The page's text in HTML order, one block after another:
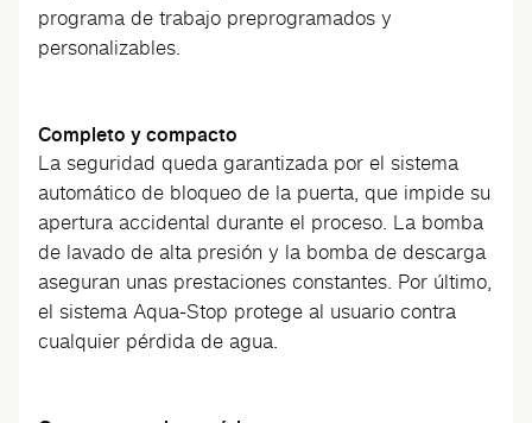
programa de trabajo preprogramados y
personalizables.
Completo y compacto
La seguridad queda garantizada por el sistema
automático de bloqueo de la puerta, que impide su
apertura accidental durante el proceso. La bomba
de lavado de alta presión y la bomba de descarga
aseguran unas prestaciones constantes. Por último,
el sistema Aqua-Stop protege al usuario contra
cualquier pérdida de agua.